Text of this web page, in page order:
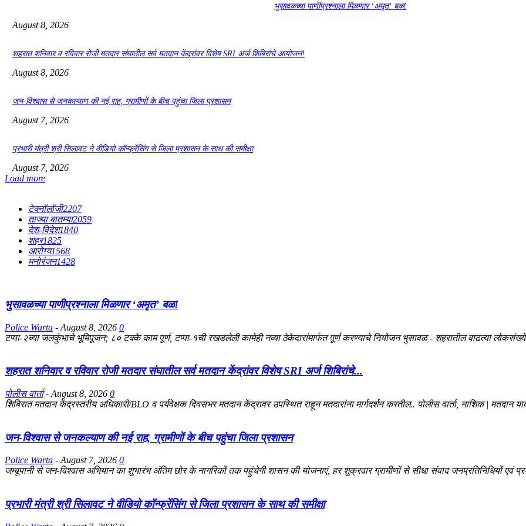
भुसावळच्या पाणीप्रश्नाला मिळणार ‘अमृत’ बळ!
August 8, 2026
शहरात शनिवार व रविवार रोजी मतदार संघातील सर्व मतदान केंद्रांवर विशेष SRI अर्ज शिबिरांचे आयोजन!
August 8, 2026
जन-विश्वास से जनकल्याण की नई राह, ग्रामीणों के बीच पहुंचा जिला प्रशासन
August 7, 2026
प्रभारी मंत्री श्री सिलावट ने वीडियो कॉन्फ्रेंसिंग से जिला प्रशासन के साथ की समीक्षा
August 7, 2026
Load more
टेक्नॉलॉजी2207
ताज्या बातम्या2059
देश-विदेश1840
शहर1825
आरोग्य1568
मनोरंजन1428
भुसावळच्या पाणीप्रश्नाला मिळणार ‘अमृत’ बळ!
Police Warta - August 8, 2026 0
टप्पा-२च्या जलकुंभाचे भूमिपूजन; ८० टक्के काम पूर्ण, टप्पा-१ची रखडलेली कामेही नव्या ठेकेदारांमार्फत पूर्ण करण्याचे नियोजन भुसावळ - शहरातील वाढत्या
शहरात शनिवार व रविवार रोजी मतदार संघातील सर्व मतदान केंद्रांवर विशेष SRI अर्ज शिबिरांचे...
पोलीस वार्ता - August 8, 2026 0
शिबिरात मतदान केंद्रस्तरीय अधिकारी/BLO व पर्यवेक्षक दिवसभर मतदान केंद्रावर उपस्थित राहून मतदारांना मार्गदर्शन करतील.. पोलीस वार्ता, नाशिक | मतदान
जन-विश्वास से जनकल्याण की नई राह, ग्रामीणों के बीच पहुंचा जिला प्रशासन
Police Warta - August 7, 2026 0
जम्बूपानी से जन-विश्वास अभियान का शुभारंभ अंतिम छोर के नागरिकों तक पहुंचेगी शासन की योजनाएं, हर शुक्रवार ग्रामीणों से सीधा संवाद जनप्रतिनिधियों एवं
प्रभारी मंत्री श्री सिलावट ने वीडियो कॉन्फ्रेंसिंग से जिला प्रशासन के साथ की समीक्षा